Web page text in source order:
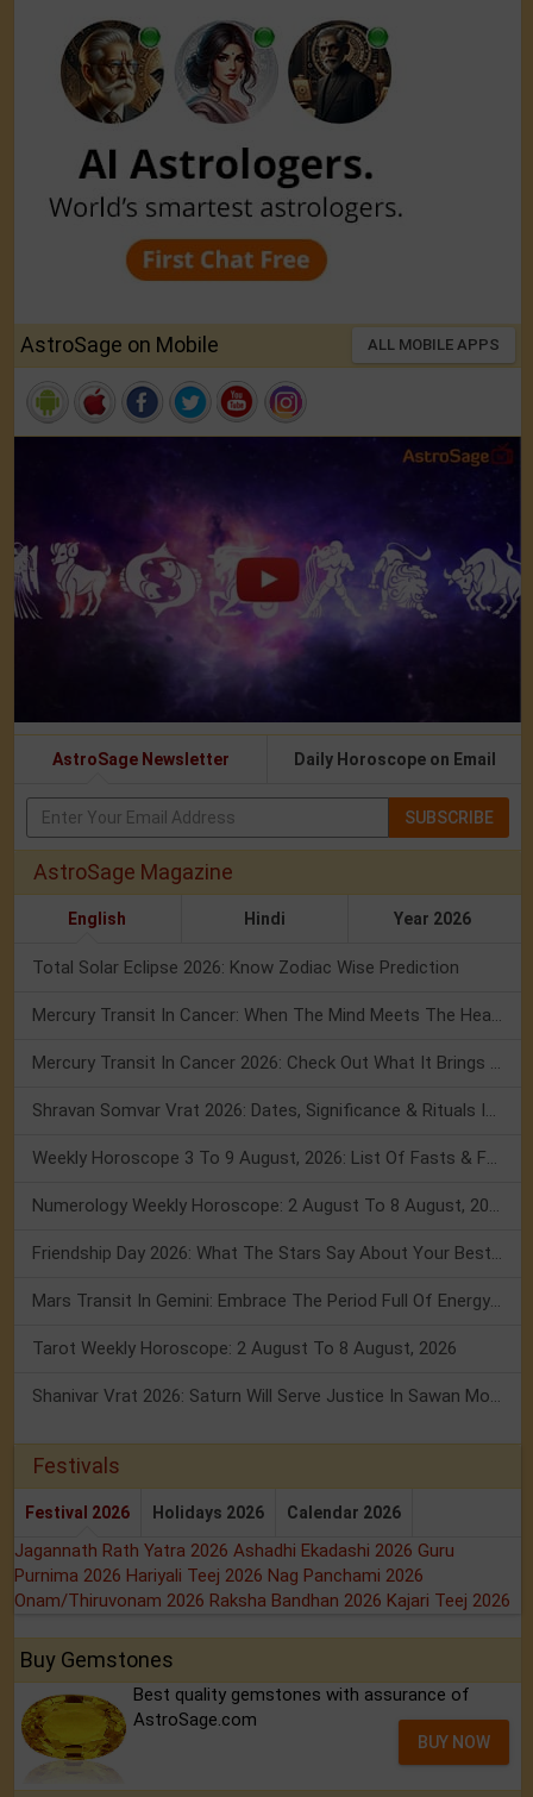
AstroSage on Mobile ALL MOBILE APPS
AstroSage Newsletter Daily Horoscope on Email
SUBSCRIBE
AstroSage Magazine
English Hindi Year 2026
Total Solar Eclipse 2026: Know Zodiac Wise Prediction
Tarot Weekly Horoscope: 2 August To 8 August, 2026
Festivals
Festival 2026 Holidays 2026 Calendar 2026
Jagannath Rath Yatra 2026 Ashadhi Ekadashi 2026 Guru
Purnima 2026 Hariyali Teej 2026 Nag Panchami 2026
Onam/Thiruvonam 2026 Raksha Bandhan 2026 Kajari Teej 2026
Buy Gemstones
Best quality gemstones with assurance of
AstroSage.com
BUY NOW